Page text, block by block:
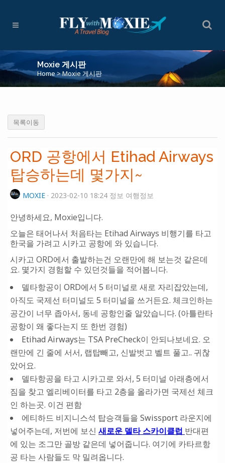
Moxie 게시판
Home>Moxie 게시판
목록이동
ORD 공항에서 Etihad Airways
탑승하는데 몇가지~
MOXIE · 2023-02-10 18:24 정보 여행정보
안녕하세요, Moxie입니다.
오늘은 태어나서 처음타는 Etihad Airways 비행기를 타고
한국을 가려고 시카고 공항에 와 있습니다.
시카고 ORD에서 출발하는건 오랜만에 해 보는것 같은데
요. 몇가지 경험할 수 있던것들을 적어봅니다.
델타항공이 ORD에서 5 터미널로 새로 자리잡았는데,
아직도 국제선 터미널도 5 터미널을 쓰거든요. 체크인하는
공간이 너무 좁아서, 동네 공항인줄 알았습니다. (아틀란타
공항이 왜 좋다는지 또 한번 경험)
Etihad Airways는 TSA PreCheck이 안되나보네요. 오
랜만에 긴 줄에 서서, 랩탑빼고, 신발벗고 벨트 풀고.. 귀찮
았어요.
델타항공을 타고 시카고로 와서, 5 터미널 아래층에서
짐을 찾고 엘리베이터를 타고 2층을 올라가면 국제선 체크
인 하는곳. 이건 편함
에티하드 비지니스석 탑승객들을 Swissport 라운지에
넣어주는데, 저번에 보신 새로운 델타 스카이클럽 반대편
에 있는 조그만 골방 같은데 넣어줍니다. 여기에 카타르항
공 타는 사람들도 막 밀려옵니다.